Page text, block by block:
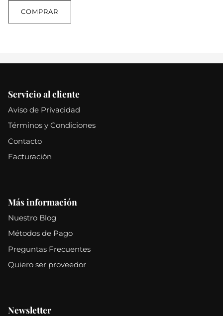
COMPRAR
Servicio al cliente
Aviso de Privacidad
Términos y Condiciones
Contacto
Facturación
Más información
Nuestro Blog
Métodos de Pago
Preguntas Frecuentes
Quiero ser proveedor
Newsletter